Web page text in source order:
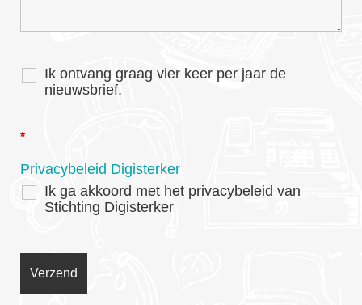
Ik ontvang graag vier keer per jaar de
nieuwsbrief.
*
Ik ga akkoord met het privacybeleid van
Stichting Digisterker
Privacybeleid Digisterker